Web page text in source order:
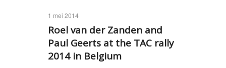
1 mei 2014
Roel van der Zanden and
Paul Geerts at the TAC rally
2014 in Belgium